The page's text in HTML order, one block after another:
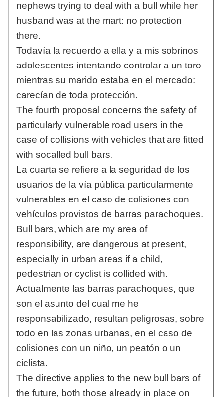
nephews trying to deal with a bull while her
husband was at the mart: no protection
there.
Todavía la recuerdo a ella y a mis sobrinos
adolescentes intentando controlar a un toro
mientras su marido estaba en el mercado:
carecían de toda protección.
The fourth proposal concerns the safety of
particularly vulnerable road users in the
case of collisions with vehicles that are fitted
with socalled bull bars.
La cuarta se refiere a la seguridad de los
usuarios de la vía pública particularmente
vulnerables en el caso de colisiones con
vehículos provistos de barras parachoques.
Bull bars, which are my area of
responsibility, are dangerous at present,
especially in urban areas if a child,
pedestrian or cyclist is collided with.
Actualmente las barras parachoques, que
son el asunto del cual me he
responsabilizado, resultan peligrosas, sobre
todo en las zonas urbanas, en el caso de
colisiones con un niño, un peatón o un
ciclista.
The directive applies to the new bull bars of
the future, both those already in place on